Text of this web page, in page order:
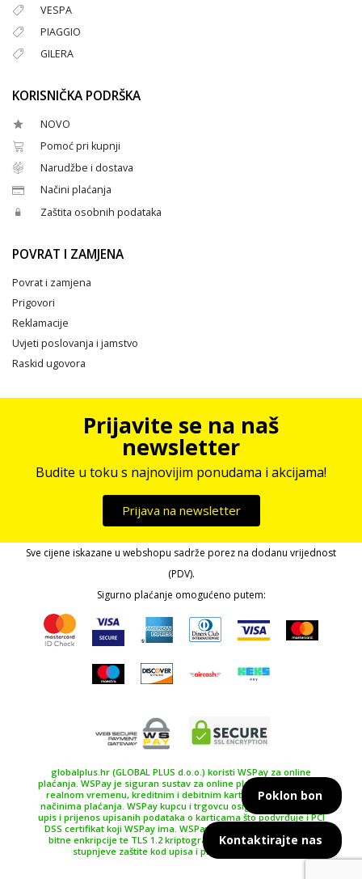
VESPA
PIAGGIO
GILERA
KORISNIČKA PODRŠKA
NOVO
Pomoć pri kupnji
Narudžbe i dostava
Načini plaćanja
Zaštita osobnih podataka
POVRAT I ZAMJENA
Povrat i zamjena
Prigovori
Reklamacije
Uvjeti poslovanja i jamstvo
Raskid ugovora
Prijavite se na naš
newsletter
Budite u toku s najnovijim ponudama i akcijama!
Prijava na newsletter
Sve cijene iskazane u webshopu sadrže porez na dodanu vrijednost
(PDV).
Sigurno plaćanje omogućeno putem:
globalplus.hr (GLOBAL PLUS d.o.o.) koristi WSPay za online
plaćanja. WSPay je siguran sustav za online plaćanje, plaćanje u
realnom vremenu, kreditnim i debitnim karticama te drugim
načinima plaćanja. WSPay kupcu i trgovcu osiguravaju siguran
upis i prijenos upisanih podataka o karticama što podvrđuje i PCI
DSS certifikat koji WSPay ima. WSPay koristi SSL certifikat 256
bitne enkripcije te TLS 1.2 kriptografski protokol kao najviše
stupnjeve zaštite kod upisa i prijenosa podataka.
Kontaktirajte nas
Poklon bon